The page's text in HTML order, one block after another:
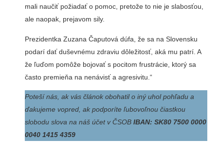
mali naučiť požiadať o pomoc, pretože to nie je slabosťou,
ale naopak, prejavom sily.
Prezidentka Zuzana Čaputová dúfa, že sa na Slovensku
podarí dať duševnému zdraviu dôležitosť, aká mu patrí. A
že ľuďom pomôže bojovať s pocitom frustrácie, ktorý sa
často premieňa na nenávisť a agresivitu.“
Poteší nás, ak vás článok obohatil o iný uhol pohľadu a
ďakujeme vopred, ak podporíte ľubovoľnou čiastkou
slobodu slova na náš účet v ČSOBIBAN: SK80 7500 0000
0040 1415 4359